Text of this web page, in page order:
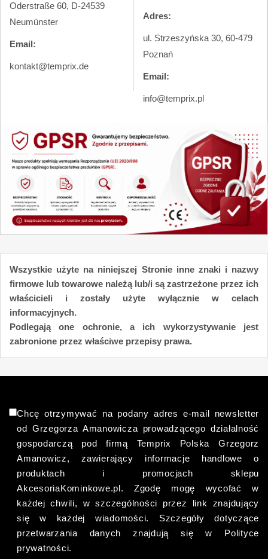
Oderstraße 60, D-24539
Neumünster
Email:
kontakt@temprix.de
Adres:
ul. Strzeszyńska 30, 60-479
Poznań
Email:
info@temprix.pl
Wszystkie użyte na niniejszej Stronie inne znaki i nazwy
firmowe lub towarowe należą lub/i są zastrzeżone przez ich
właścicieli i zostały użyte wyłącznie w celach
informacyjnych.
Podlegają one ochronie, a ich wykorzystywanie jest
zabronione przez właściwe przepisy prawa.
Chcę otrzymywać na podany adres e-mail newsletter
od Grzegorza Amanowicza prowadzącego działalność
gospodarczą pod firmą Temprix Polska Grzegorz
Amanowicz, zawierający informacje handlowe o
produktach i promocjach sklepu
AkcesoriaKominkowe.pl. Zgodę mogę wycofać w
każdej chwili, w szczególności przez link znajdujący
się w każdej wiadomości. Szczegóły dotyczące
przetwarzania danych znajdują się w Polityce
prywatności.